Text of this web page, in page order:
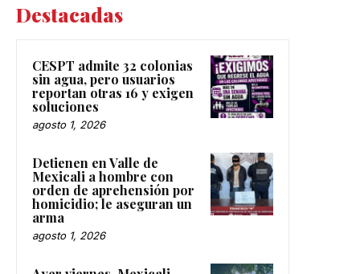
Destacadas
CESPT admite 32 colonias
sin agua, pero usuarios
reportan otras 16 y exigen
soluciones
agosto 1, 2026
Detienen en Valle de
Mexicali a hombre con
orden de aprehensión por
homicidio; le aseguran un
arma
agosto 1, 2026